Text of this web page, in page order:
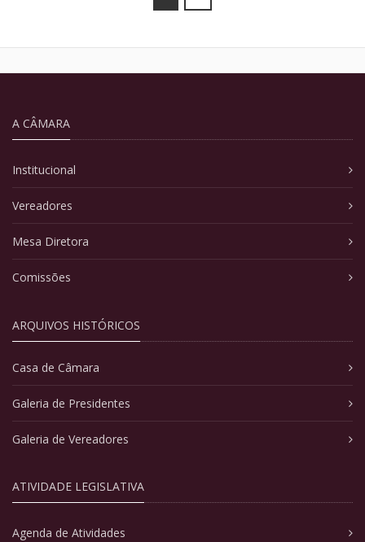
A CÂMARA
Institucional
Vereadores
Mesa Diretora
Comissões
ARQUIVOS HISTÓRICOS
Casa de Câmara
Galeria de Presidentes
Galeria de Vereadores
ATIVIDADE LEGISLATIVA
Agenda de Atividades